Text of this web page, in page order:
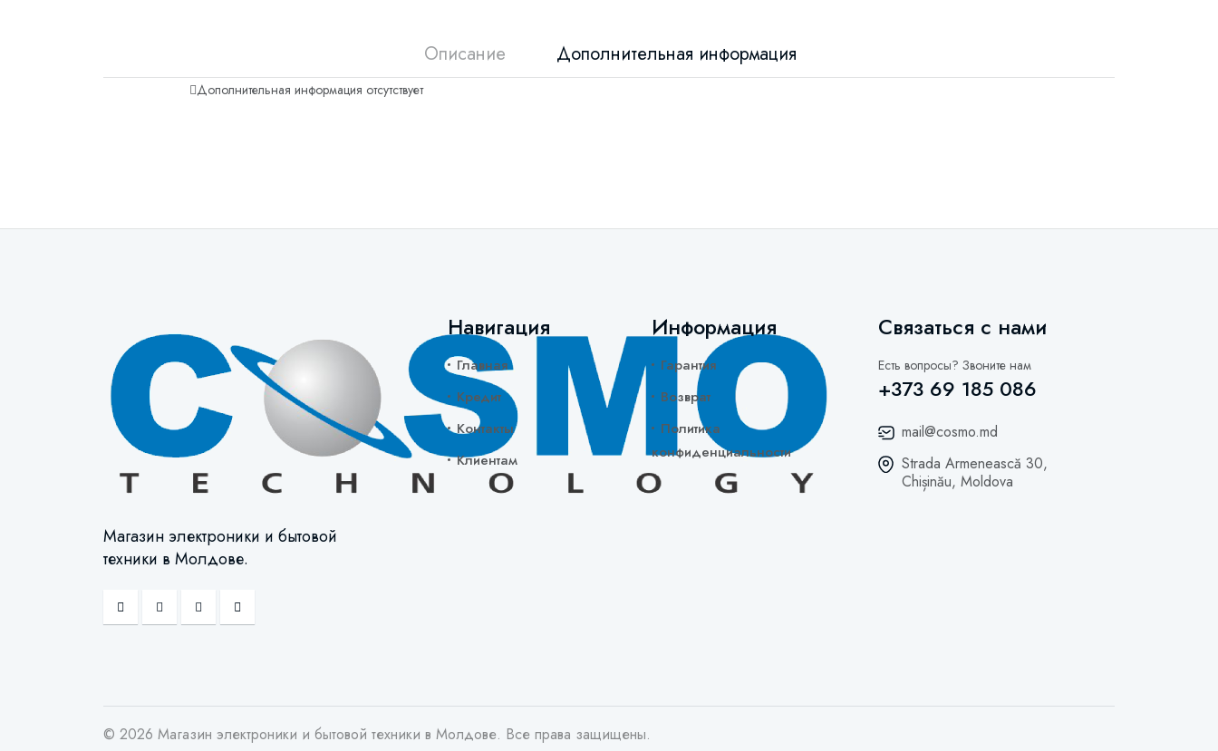
Описание Дополнительная информация
Дополнительная информация отсутствует
Магазин электроники и бытовой
техники в Молдове.
Навигация
Главная
Кредит
Контакты
Клиентам
Информация
Гарантия
Возврат
Политика
конфиденциальности
Связаться с нами
Есть вопросы? Звоните нам
+373 69 185 086
mail@cosmo.md
Strada Armenească 30,
Chișinău, Moldova
© 2026 Магазин электроники и бытовой техники в Молдове. Все права защищены.